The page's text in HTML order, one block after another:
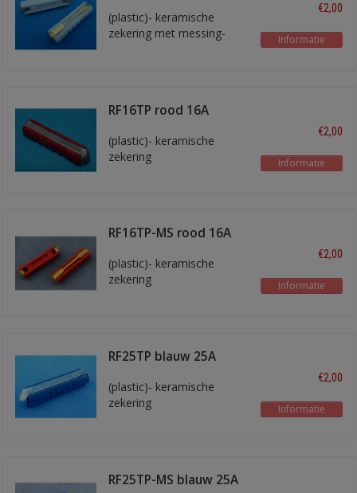
(plastic)- keramische
zekering met messing-
€2,00
Informatie
RF16TP rood 16A
(plastic)- keramische
zekering
€2,00
Informatie
RF16TP-MS rood 16A
(plastic)- keramische
zekering
€2,00
Informatie
RF25TP blauw 25A
(plastic)- keramische
zekering
€2,00
Informatie
RF25TP-MS blauw 25A